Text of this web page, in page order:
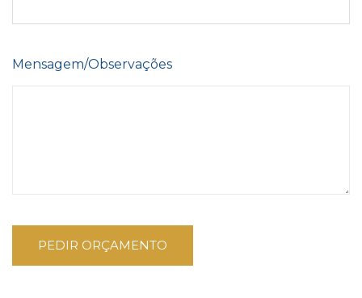
Mensagem/Observações
PEDIR ORÇAMENTO